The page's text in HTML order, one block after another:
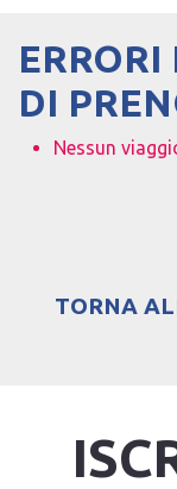
DI
Nessun
TORNA